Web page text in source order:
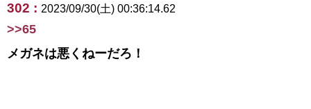
302 : 2023/09/30(土) 00:36:14.62
>>65
メガネは悪くねーだろ！